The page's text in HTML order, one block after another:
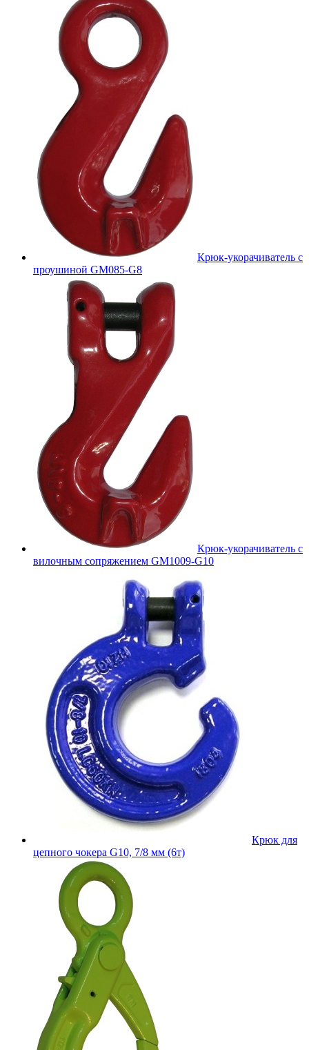
Крюк-укорачиватель с
проушиной GM085-G8
Крюк-укорачиватель с
вилочным сопряжением GM1009-G10
Крюк для
цепного чокера G10, 7/8 мм (6т)